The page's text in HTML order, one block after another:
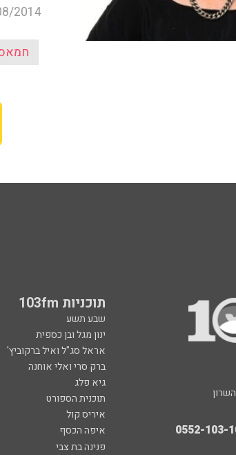
2014
תוכניות 103fm
שבע תשע
ינון מגל ובן כספית
אראל סג"ל ואיל ברקוביץ'
ברק סרי ואלי אוחנה
גיא פלג
תוכנית הספורט
איריס קול
איפה הכסף
פנינה בת צבי